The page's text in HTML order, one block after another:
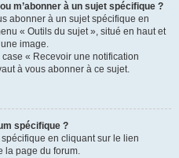
m’abonner à un sujet spécifique ?
abonner à un sujet spécifique en
« Outils du sujet », situé en haut et
image.
« Recevoir une notification
à vous abonner à ce sujet.
spécifique ?
en cliquant sur le lien
la page du forum.